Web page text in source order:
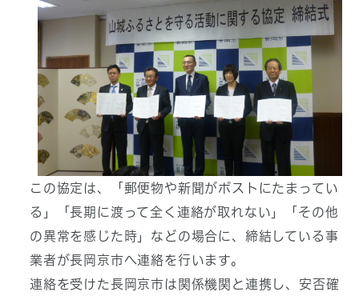
この協定は、「郵便物や新聞がポストにたまってい
る」「長期に渡って全く連絡が取れない」「その他
の異常を感じた時」などの場合に、締結している事
業者が長岡京市へ連絡を行います。
連絡を受けた長岡京市は関係機関と連携し、安否確